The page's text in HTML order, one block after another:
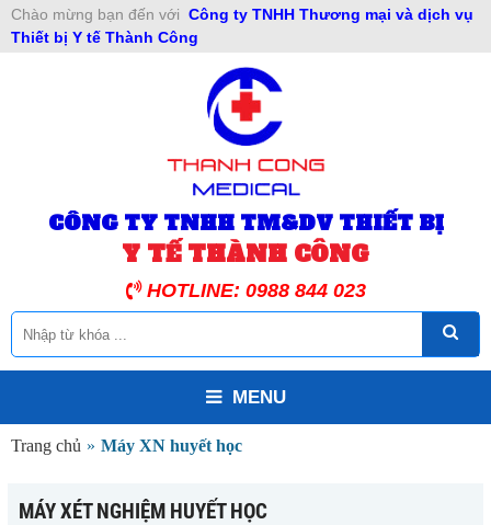
Chào mừng bạn đến với Công ty TNHH Thương mại và dịch vụ
Thiết bị Y tế Thành Công
CÔNG TY TNHH TM&DV THIẾT BỊ
Y TẾ THÀNH CÔNG
HOTLINE: 0988 844 023
MENU
Trang chủ » Máy XN huyết học
MÁY XÉT NGHIỆM HUYẾT HỌC